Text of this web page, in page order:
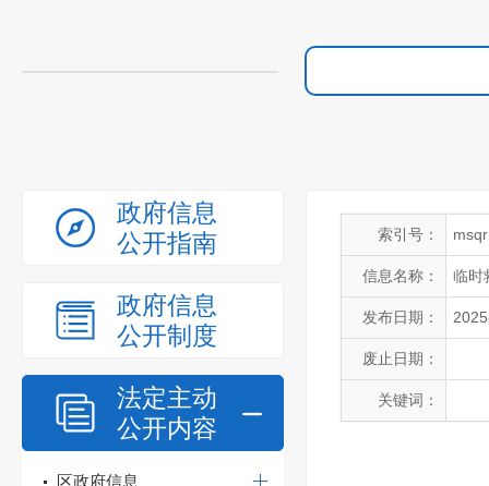
政府信息
公开指南
政府信息
公开制度
法定主动
公开内容
区政府信息
索引号：
信息名称： 临时
发布日期：
废止日期：
关键词：